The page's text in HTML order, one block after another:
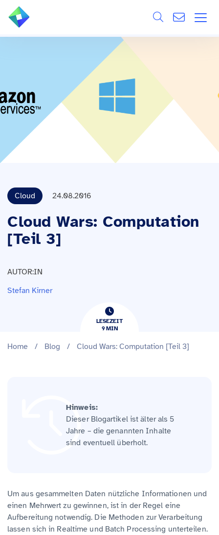
BRANCHEN
REFERENZEN
WISSEN & EVENTS
Cloud 24.08.2016
Cloud Wars: Computation
[Teil 3]
AUTOR:IN
Stefan Kirner
LESEZEIT
9​​MIN
Home / Blog / Cloud Wars: Computation [Teil 3]
Hinweis:
Dieser Blogartikel ist älter als 5
Jahre – die genannten Inhalte
sind eventuell überholt.
Um aus gesammelten Daten nützliche Informationen und
einen Mehrwert zu gewinnen, ist in der Regel eine
Aufbereitung notwendig. Die Methoden zur Verarbeitung
lassen sich in Realtime und Batch Processing unterteilen.